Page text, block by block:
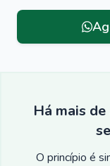
Há mais
O princípio é